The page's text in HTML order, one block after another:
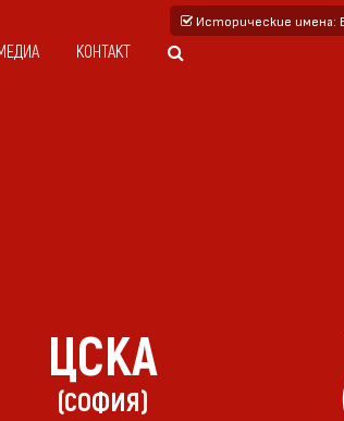
Исторические имена:
КОНТАКТ
ЦСКА
(СОФИЯ)